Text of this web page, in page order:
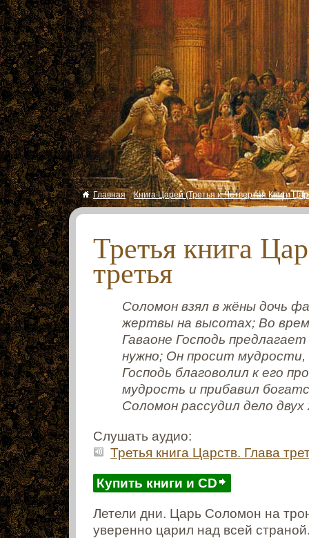
Главная|Книга Царей (Третья и Четвертая Книги
Третья книга
третья
Соломон взял в жёны дочь
жертвы на высотах; Во
Гаваоне Господь
нужно; Он просит
Господь благоволил к его
мудрость и прибавил
Соломон рассудил дело
Слушать аудио:
Третья книга Царств. Глава
Купить книги и CD
Летели дни. Царь Соломон на
уверенно царил над всей